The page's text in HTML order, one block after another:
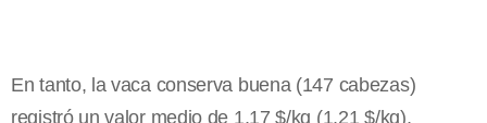
En tanto, la vaca conserva buena (147 cabezas)
registró un valor medio de 1,17 $/kg (1,21 $/kg),